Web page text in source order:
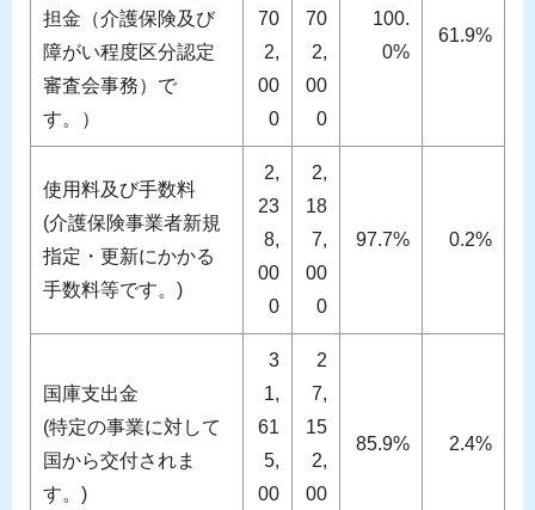
担金（介護保険及び
障がい程度区分認定
審査会事務）で
す。）
70
2,
00
0
70
2,
00
0
100.
0%
61.9%
使用料及び手数料
(介護保険事業者新規
指定・更新にかかる
手数料等です。)
2,
23
8,
00
0
2,
18
7,
00
0
97.7% 0.2%
国庫支出金
(特定の事業に対して
国から交付されま
す。)
3
1,
61
5,
00
2
7,
15
2,
00
85.9% 2.4%